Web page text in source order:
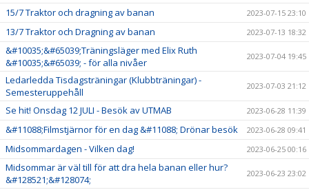
15/7 Traktor och dragning av banan 2023-07-15 23:10
13/7 Traktor och Dragning av banan 2023-07-13 18:32
&#10035;&#65039;Träningsläger med Elix Ruth
&#10035;&#65039; - för alla nivåer
2023-07-04 19:45
Ledarledda Tisdagsträningar (Klubbträningar) -
Semesteruppehåll
2023-07-03 21:12
Se hit! Onsdag 12 JULI - Besök av UTMAB 2023-06-28 11:39
&#11088;Filmstjärnor för en dag &#11088; Drönar besök 2023-06-28 09:41
Midsommardagen - Vilken dag! 2023-06-25 00:16
Midsommar är väl till för att dra hela banan eller hur?
&#128521;&#128074;
2023-06-23 23:02